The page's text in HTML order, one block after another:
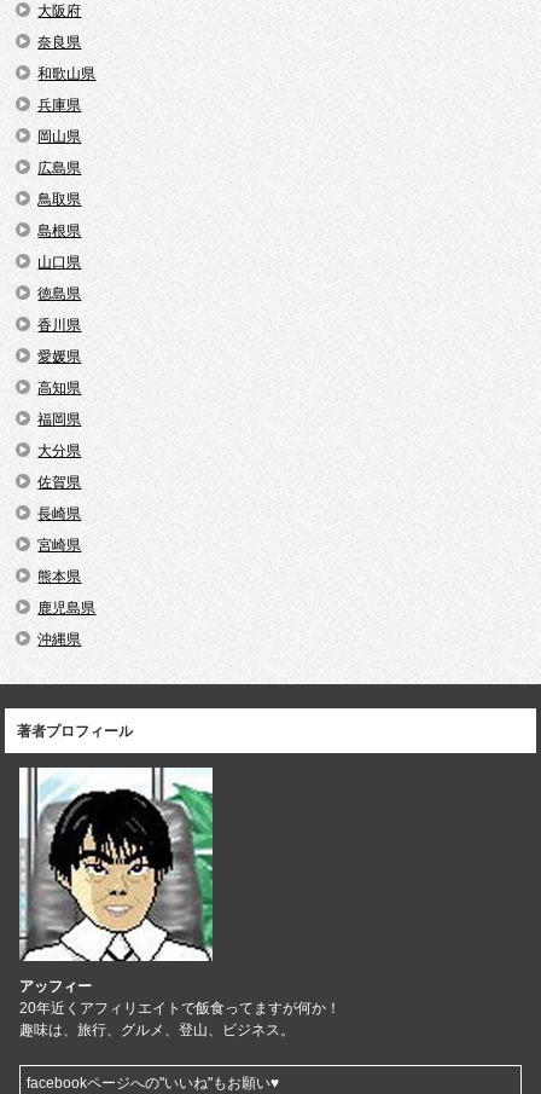
大阪府
奈良県
和歌山県
兵庫県
岡山県
広島県
鳥取県
島根県
山口県
徳島県
香川県
愛媛県
高知県
福岡県
大分県
佐賀県
長崎県
宮崎県
熊本県
鹿児島県
沖縄県
著者プロフィール
アッフィー
20年近くアフィリエイトで飯食ってますが何か！
趣味は、旅行、グルメ、登山、ビジネス。
facebookページへの"いいね"もお願い♥